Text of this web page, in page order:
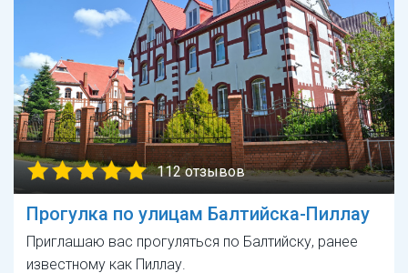
112 отзывов
Прогулка по улицам Балтийска-Пиллау
Приглашаю вас прогуляться по Балтийску, ранее
известному как Пиллау.